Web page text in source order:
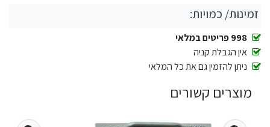
זמינות/ כמויות:
998 פריטים במלאי
אין הגבלת קניה
ניתן להזמין גם את כל המלאי
מוצרים קשורים